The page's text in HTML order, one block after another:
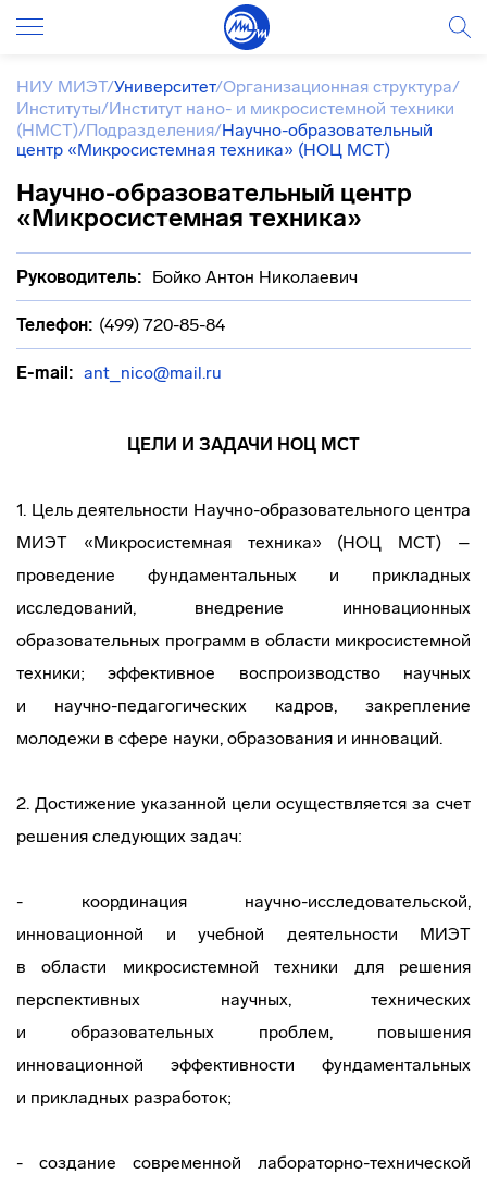
НИУ МИЭТ/Университет/Организационная структура/
Институты/Институт нано- и микросистемной техники
(НМСТ)/Подразделения/Научно-образовательный
центр «Микросистемная техника» (НОЦ МСТ)
Научно-образовательный центр
«Микросистемная техника»
Руководитель: Бойко Антон Николаевич
Телефон: (499) 720-85-84
E-mail: ant_nico@mail.ru
ЦЕЛИ И ЗАДАЧИ НОЦ МСТ
1. Цель деятельности Научно-образовательногоцентра
МИЭТ «Микросистемная техника» (НОЦ МСТ) –
проведение фундаментальных и прикладных
исследований, внедрение инновационных
образовательных программ в области микросистемной
техники; эффективное воспроизводство научных
и научно-педагогических кадров, закрепление
молодежи в сфере науки, образования и инноваций.
2. Достижение указанной цели осуществляется за счет
решения следующих задач:
- координация научно-исследовательской,
инновационной и учебной деятельности МИЭТ
в области микросистемной техники для решения
перспективных научных, технических
и образовательных проблем, повышения
инновационной эффективности фундаментальных
и прикладных разработок;
- создание современной лабораторно-технической